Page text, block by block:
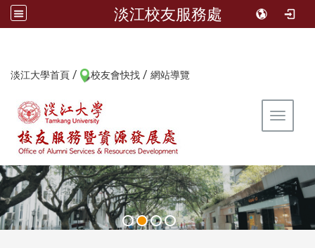
淡江校友服務處
淡江大學首頁 / 校友會快找 / 網站導覽
Toggle